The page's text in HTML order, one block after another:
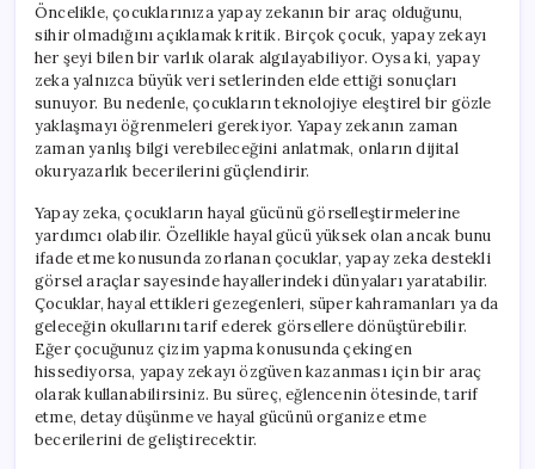
Öncelikle, çocuklarınıza yapay zekanın bir araç olduğunu,
sihir olmadığını açıklamak kritik. Birçok çocuk, yapay zekayı
her şeyi bilen bir varlık olarak algılayabiliyor. Oysa ki, yapay
zeka yalnızca büyük veri setlerinden elde ettiği sonuçları
sunuyor. Bu nedenle, çocukların teknolojiye eleştirel bir gözle
yaklaşmayı öğrenmeleri gerekiyor. Yapay zekanın zaman
zaman yanlış bilgi verebileceğini anlatmak, onların dijital
okuryazarlık becerilerini güçlendirir.
Yapay zeka, çocukların hayal gücünü görselleştirmelerine
yardımcı olabilir. Özellikle hayal gücü yüksek olan ancak bunu
ifade etme konusunda zorlanan çocuklar, yapay zeka destekli
görsel araçlar sayesinde hayallerindeki dünyaları yaratabilir.
Çocuklar, hayal ettikleri gezegenleri, süper kahramanları ya da
geleceğin okullarını tarif ederek görsellere dönüştürebilir.
Eğer çocuğunuz çizim yapma konusunda çekingen
hissediyorsa, yapay zekayı özgüven kazanması için bir araç
olarak kullanabilirsiniz. Bu süreç, eğlencenin ötesinde, tarif
etme, detay düşünme ve hayal gücünü organize etme
becerilerini de geliştirecektir.